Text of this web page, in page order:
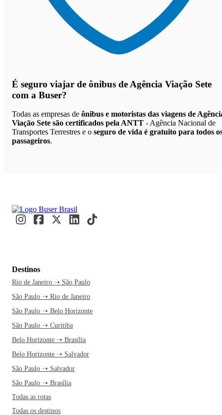
É seguro viajar de ônibus de Agência Viação Sete
com a Buser?
Todas as empresas de ônibus e motoristas das viagens de
Viação Sete são certificados pela ANTT - Agência Nacional de
Transportes Terrestres e o seguro de vida é gratuito para todos
passageiros.
Destinos
Rio de Janeiro ➝ São Paulo
São Paulo ➝ Rio de Janeiro
São Paulo ➝ Belo Horizonte
São Paulo ➝ Curitiba
Belo Horizonte ➝ Brasília
Belo Horizonte ➝ Salvador
São Paulo ➝ Salvador
São Paulo ➝ Brasília
Todas as rotas
Todas os destinos